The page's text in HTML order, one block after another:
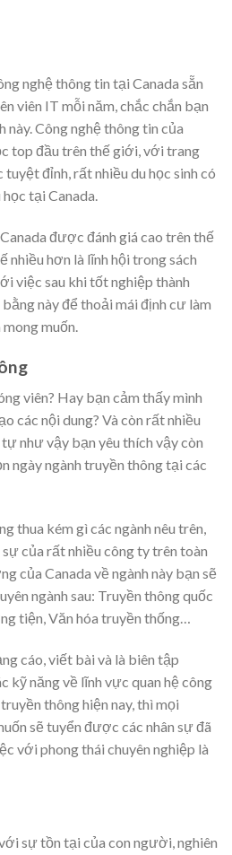
nghệ thông tin tại Canada sẵn
viên IT mỗi năm, chắc chắn bạn
Công nghệ thông tin của
top đầu trên thế giới, với trang
đỉnh, rất nhiều du học sinh có
tại Canada.
được đánh giá cao trên thế
hơn là lĩnh hội trong sách
việc sau khi tốt nghiệp thành
này để thoải mái định cư làm
muốn.
viên? Hay bạn cảm thấy mình
các nội dung? Và còn rất nhiều
như vậy bạn yêu thích vậy còn
ngày ngành truyền thông tại các
thua kém gì các ngành nêu trên,
của rất nhiều công ty trên toàn
của Canada về ngành này bạn sẽ
ngành sau: Truyền thông quốc
tiện, Văn hóa truyền thống…
cáo, viết bài và là biên tập
kỹ năng về lĩnh vực quan hệ công
thông hiện nay, thì mọi
sẽ tuyển được các nhân sự đã
với phong thái chuyên nghiệp là
sự tồn tại của con người, nghiên